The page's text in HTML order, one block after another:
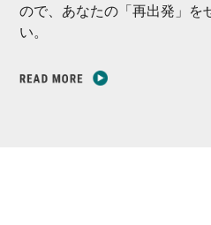
ので、あなたの「再出発」を
い。